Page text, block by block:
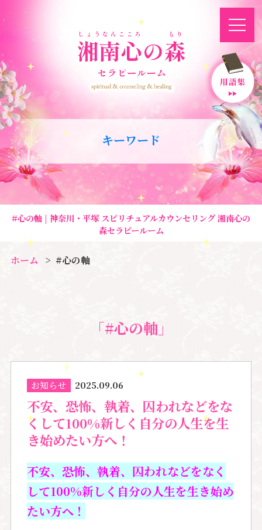
キーワード
#心の軸 | 神奈川・平塚 スピリチュアルカウンセリング 湘南心の
森セラピールーム
ホーム #心の軸
「#心の軸」
お知らせ 2025.09.06
不安、恐怖、執着、囚われなどをな
くして100%新しく自分の人生を生
き始めたい方へ！
不安、恐怖、執着、囚われなどをなく
して100%新しく自分の人生を生き始め
たい方へ！